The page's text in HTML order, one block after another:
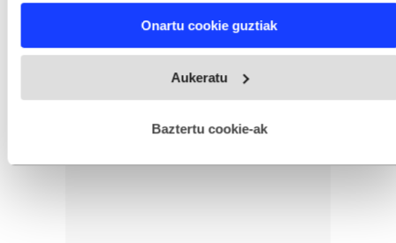
and set your preferences in thedetails section
fitxategiak erabiltzen ditu. Zure esperientzia eta zerbitzuak
esplizitua ematen diguzu.Gehiago irakurri
Onartu cookie guztiak
Aukeratu
Baztertu cookie-ak